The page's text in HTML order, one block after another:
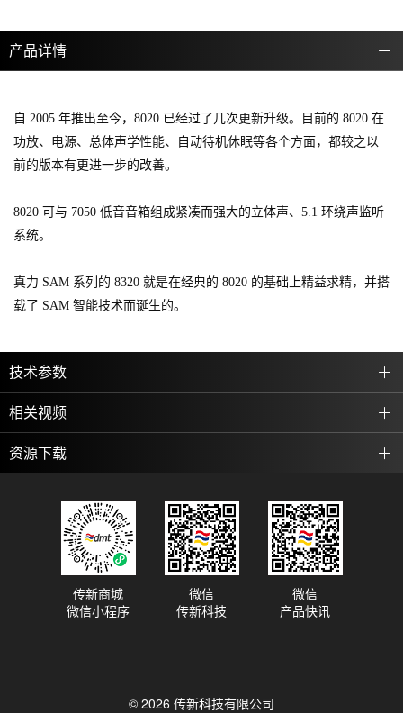
产品详情
自 2005 年推出至今，8020 已经过了几次更新升级。目前的 8020 在
功放、电源、总体声学性能、自动待机休眠等各个方面，都较之以
前的版本有更进一步的改善。
8020 可与 7050 低音音箱组成紧凑而强大的立体声、5.1 环绕声监听
系统。
真力 SAM 系列的 8320 就是在经典的 8020 的基础上精益求精，并搭
载了 SAM 智能技术而诞生的。
技术参数
相关视频
资源下载
© 2026 传新科技有限公司
传新商城
微信小程序
微信
传新科技
微信
产品快讯